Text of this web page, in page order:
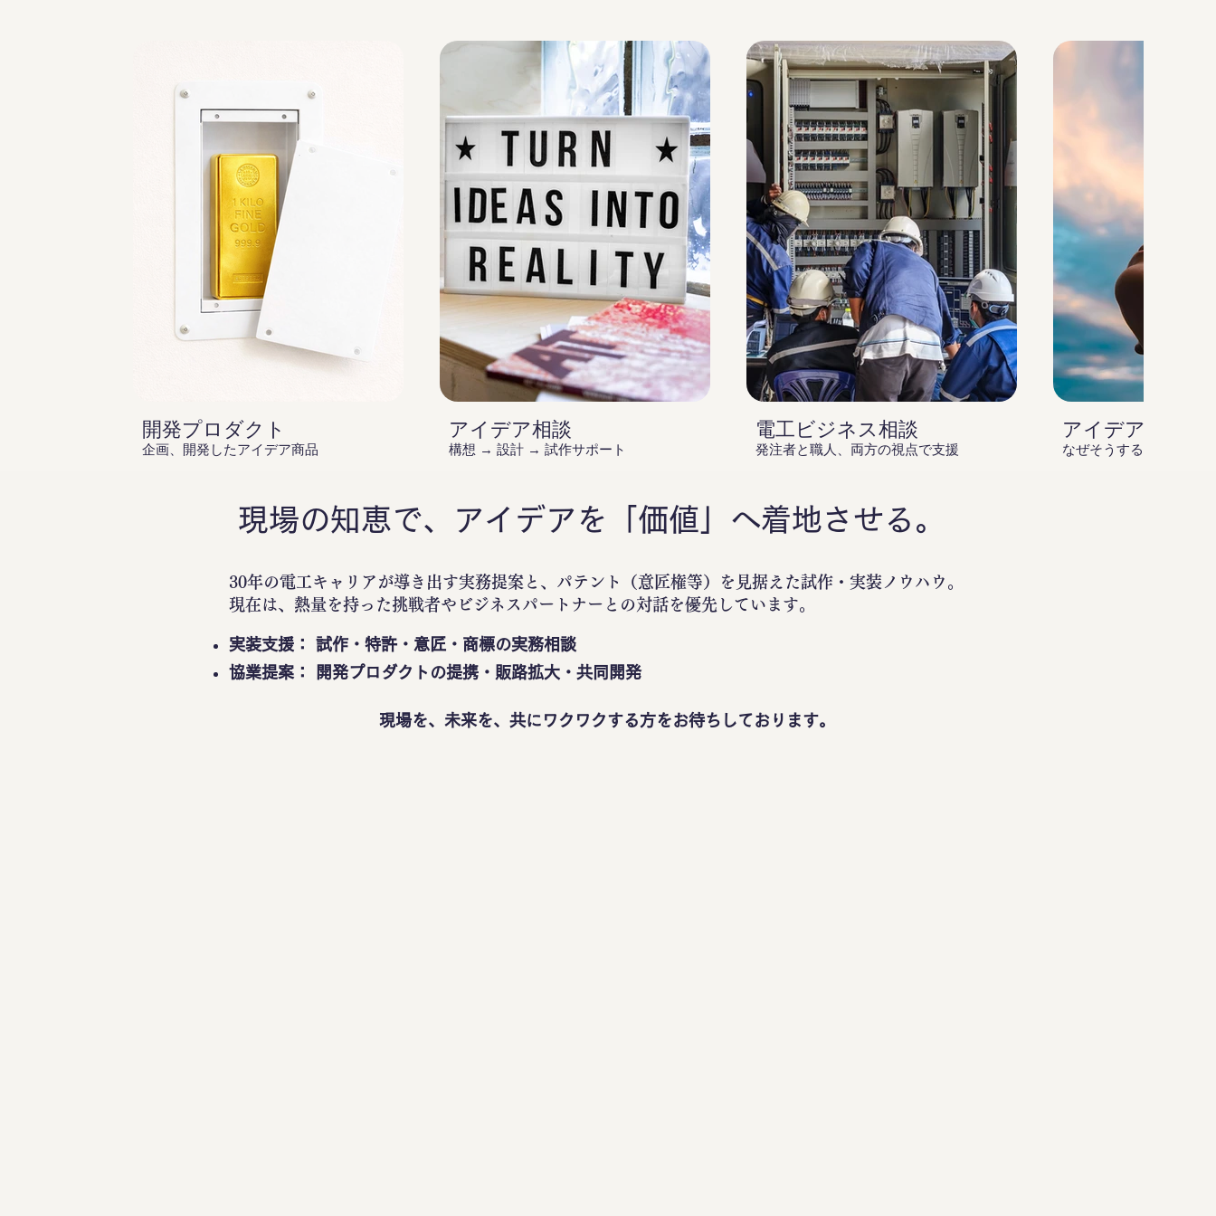
開発プロダクト
企画、開発したアイデア商品
アイデア相談
構想 → 設計 → 試作サポート
電工ビジネス相談
発注者と職人、両方の視点で支援
アイデア庵の思
なぜそうするのか？を伝
現場の知恵で、アイデアを「価値」へ着地させる。
30年の電工キャリアが導き出す実務提案と、パテント（意匠権等）を見据えた試作・実装ノウハウ。
現在は、熱量を持った挑戦者やビジネスパートナーとの対話を優先しています。
実装支援： 試作・特許・意匠・商標の実務相談
協業提案： 開発プロダクトの提携・販路拡大・共同開発
現場を、未来を、共にワクワクする方をお待ちしております。